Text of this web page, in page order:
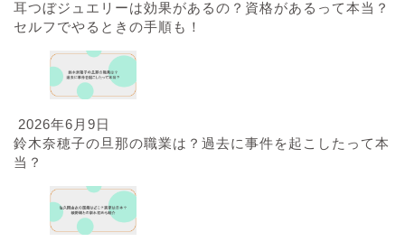
耳つぼジュエリーは効果があるの？資格があるって本当？
セルフでやるときの手順も！
2026年6月9日
鈴木奈穂子の旦那の職業は？過去に事件を起こしたって本
当？